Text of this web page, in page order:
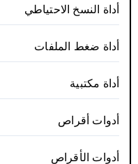
أداة النسخ الاحتياطي
أداة ضغط الملفات
أداة مكتبية
أدوات أقراص
أدوات الأقراص